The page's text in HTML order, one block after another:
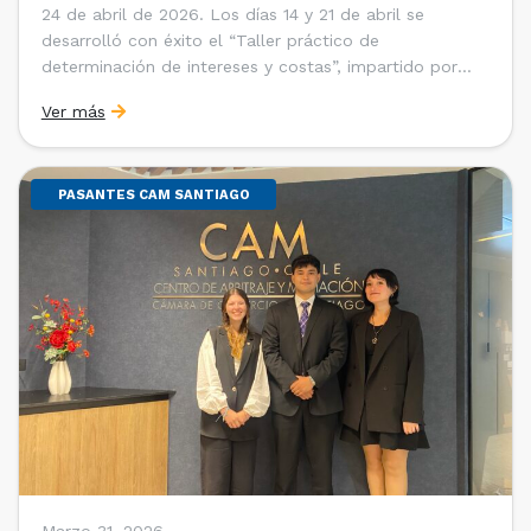
24 de abril de 2026. Los días 14 y 21 de abril se
desarrolló con éxito el “Taller práctico de
determinación de intereses y costas”, impartido por
Universidad Católica de Chile y Magíster en Economía
de la Universidad de Chicago) y María Luisa Petitpas
[…]
Ver más
PASANTES CAM SANTIAGO